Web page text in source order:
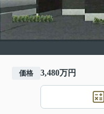
価格 3,480万円